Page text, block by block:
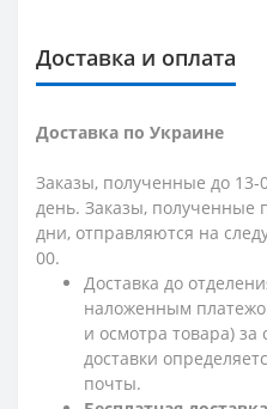
Доставка и оплата
Доставка по Украине
Заказы, полученные до 13-
день. Заказы, полученные
дни, отправляются на
00.
Доставка до
наложенным
и осмотра товара) за
доставки
почты.